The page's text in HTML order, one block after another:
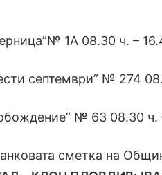
1А 08.30 ч. –
септември” № 274
№ 63 08.30 ч.
сметка на